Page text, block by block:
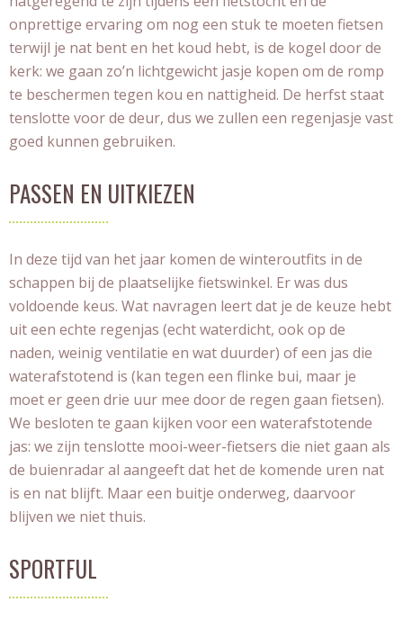
onprettige ervaring om nog een stuk te moeten fietsen
terwijl je nat bent en het koud hebt, is de kogel door de
kerk: we gaan zo’n lichtgewicht jasje kopen om de romp
te beschermen tegen kou en nattigheid. De herfst staat
tenslotte voor de deur, dus we zullen een regenjasje vast
goed kunnen gebruiken.
PASSEN EN UITKIEZEN
In deze tijd van het jaar komen de winteroutfits in de
schappen bij de plaatselijke fietswinkel. Er was dus
voldoende keus. Wat navragen leert dat je de keuze hebt
uit een echte regenjas (echt waterdicht, ook op de
naden, weinig ventilatie en wat duurder) of een jas die
waterafstotend is (kan tegen een flinke bui, maar je
moet er geen drie uur mee door de regen gaan fietsen).
We besloten te gaan kijken voor een waterafstotende
jas: we zijn tenslotte mooi-weer-fietsers die niet gaan als
de buienradar al aangeeft dat het de komende uren nat
is en nat blijft. Maar een buitje onderweg, daarvoor
blijven we niet thuis.
SPORTFUL